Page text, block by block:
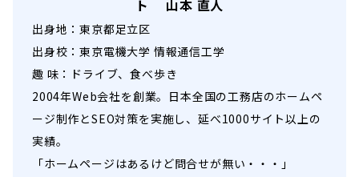
ト 山本 直人
出身地：東京都足立区
出身校：東京電機大学 情報通信工学
趣 味：ドライブ、食べ歩き
2004年Web会社を創業。日本全国の工務店のホームペ
ージ制作とSEO対策を実施し、延べ1000サイト以上の
実績。
「ホームページはあるけど問合せが無い・・・」